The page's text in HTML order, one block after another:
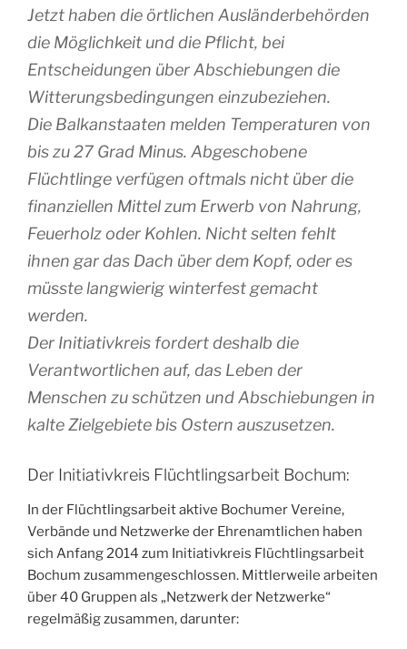
Jetzt haben die örtlichen Ausländerbehörden
die Möglichkeit und die Pflicht, bei
Entscheidungen über Abschiebungen die
Witterungsbedingungen einzubeziehen.
Die Balkanstaaten melden Temperaturen von
bis zu 27 Grad Minus. Abgeschobene
Flüchtlinge verfügen oftmals nicht über die
finanziellen Mittel zum Erwerb von Nahrung,
Feuerholz oder Kohlen. Nicht selten fehlt
ihnen gar das Dach über dem Kopf, oder es
müsste langwierig winterfest gemacht
werden.
Der Initiativkreis fordert deshalb die
Verantwortlichen auf, das Leben der
Menschen zu schützen und Abschiebungen in
kalte Zielgebiete bis Ostern auszusetzen.
Der Initiativkreis Flüchtlingsarbeit Bochum:
In der Flüchtlingsarbeit aktive Bochumer Vereine,
Verbände und Netzwerke der Ehrenamtlichen haben
sich Anfang 2014 zum Initiativkreis Flüchtlingsarbeit
Bochum zusammengeschlossen. Mittlerweile arbeiten
über 40 Gruppen als „Netzwerk der Netzwerke“
regelmäßig zusammen, darunter: